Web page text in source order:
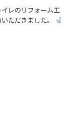
レのリフォーム工
ただきました。